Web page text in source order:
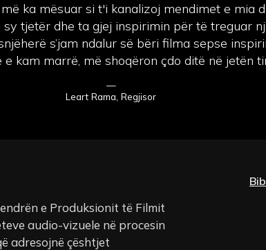
ka mësuar si t'i kanalizoj mendimet e mia
tjetër dhe ta gjej inspirimin për të treguar
s’jam ndalur së bëri filma sepse
e kam marrë, më shoqëron çdo ditë në jetën
—
Leart Rama, Regjisor
e Produksionit të Filmit
audio-vizuele në procesin
adresojnë çështjet